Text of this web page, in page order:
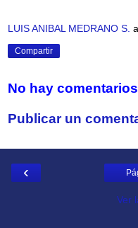
LUIS ANIBAL MEDRANO S.
Compartir
No hay
Publicar un
‹
Ver